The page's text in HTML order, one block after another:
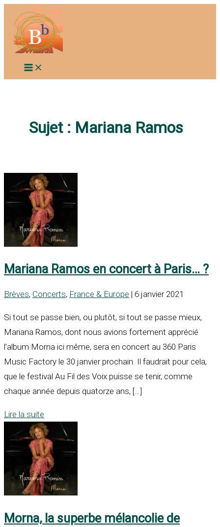
contenu
Sujet : Mariana Ramos
Mariana Ramos en concert à Paris… ?
Brèves, Concerts, France & Europe | 6 janvier 2021
Si tout se passe bien, ou plutôt, si tout se passe mieux,
Mariana Ramos, dont nous avions fortement apprécié
l’album Morna ici même, sera en concert au 360 Paris
Music Factory le 30 janvier prochain. Il faudrait pour cela,
que le festival Au Fil des Voix puisse se tenir, comme
chaque année depuis quatorze ans, […]
Lire la suite
Morna, la superbe mélancolie de